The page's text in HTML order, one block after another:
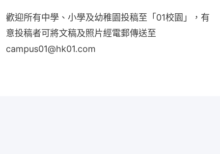
歡迎所有中學、小學及幼稚園投稿至「01校園」，有
意投稿者可將文稿及照片經電郵傳送至
campus01@hk01.com